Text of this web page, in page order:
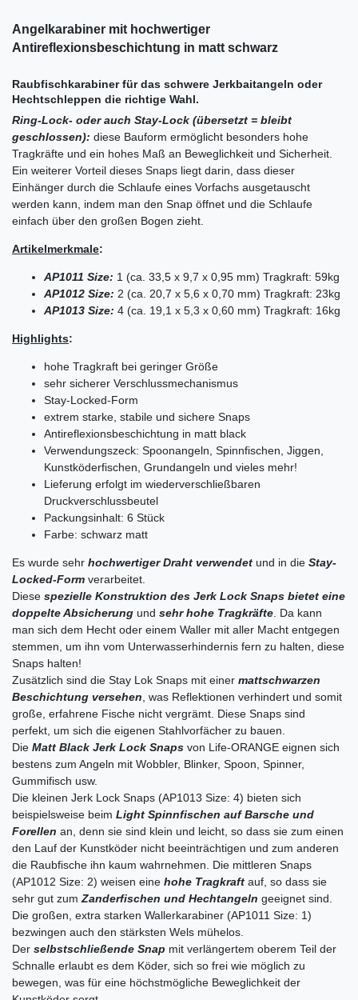
Angelkarabiner mit hochwertiger
Antireflexionsbeschichtung in matt schwarz
Raubfischkarabiner für das schwere Jerkbaitangeln oder
Hechtschleppen die richtige Wahl.
Ring-Lock- oder auch Stay-Lock (übersetzt = bleibt
geschlossen): diese Bauform ermöglicht besonders hohe
Tragkräfte und ein hohes Maß an Beweglichkeit und Sicherheit.
Ein weiterer Vorteil dieses Snaps liegt darin, dass dieser
Einhänger durch die Schlaufe eines Vorfachs ausgetauscht
werden kann, indem man den Snap öffnet und die Schlaufe
einfach über den großen Bogen zieht.
Artikelmerkmale:
AP1011 Size: 1 (ca. 33,5 x 9,7 x 0,95 mm) Tragkraft: 59kg
AP1012 Size: 2 (ca. 20,7 x 5,6 x 0,70 mm) Tragkraft: 23kg
AP1013 Size: 4 (ca. 19,1 x 5,3 x 0,60 mm) Tragkraft: 16kg
Highlights:
hohe Tragkraft bei geringer Größe
sehr sicherer Verschlussmechanismus
Stay-Locked-Form
extrem starke, stabile und sichere Snaps
Antireflexionsbeschichtung in matt black
Verwendungszeck: Spoonangeln, Spinnfischen, Jiggen,
Kunstköderfischen, Grundangeln und vieles mehr!
Lieferung erfolgt im wiederverschließbaren
Druckverschlussbeutel
Packungsinhalt: 6 Stück
Farbe: schwarz matt
Es wurde sehr hochwertiger Draht verwendet und in die Stay-
Locked-Form verarbeitet.
Diese spezielle Konstruktion des Jerk Lock Snaps bietet eine
doppelte Absicherung und sehr hohe Tragkräfte. Da kann
man sich dem Hecht oder einem Waller mit aller Macht entgegen
stemmen, um ihn vom Unterwasserhindernis fern zu halten, diese
Snaps halten!
Zusätzlich sind die Stay Lok Snaps mit einer mattschwarzen
Beschichtung versehen, was Reflektionen verhindert und somit
große, erfahrene Fische nicht vergrämt. Diese Snaps sind
perfekt, um sich die eigenen Stahlvorfächer zu bauen.
Die Matt Black Jerk Lock Snaps von Life-ORANGE eignen sich
bestens zum Angeln mit Wobbler, Blinker, Spoon, Spinner,
Gummifisch usw.
Die kleinen Jerk Lock Snaps (AP1013 Size: 4) bieten sich
beispielsweise beim Light Spinnfischen auf Barsche und
Forellen an, denn sie sind klein und leicht, so dass sie zum einen
den Lauf der Kunstköder nicht beeinträchtigen und zum anderen
die Raubfische ihn kaum wahrnehmen. Die mittleren Snaps
(AP1012 Size: 2) weisen eine hohe Tragkraft auf, so dass sie
sehr gut zumZanderfischen und Hechtangeln geeignet sind.
Die großen, extra starken Wallerkarabiner (AP1011 Size: 1)
bezwingen auch den stärksten Wels mühelos.
Der selbstschließende Snap mit verlängertem oberem Teil der
Schnalle erlaubt es dem Köder, sich so frei wie möglich zu
bewegen, was für eine höchstmögliche Beweglichkeit der